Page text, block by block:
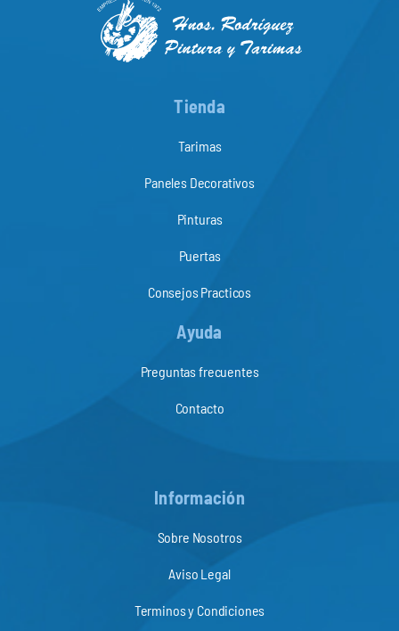
Tienda
Tarimas
Paneles Decorativos
Pinturas
Puertas
Consejos Practicos
Ayuda
Preguntas frecuentes
Contacto
Información
Sobre Nosotros
Aviso Legal
Terminos y Condiciones